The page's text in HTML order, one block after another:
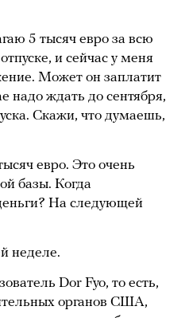
5 тысяч евро за всю
и сейчас у меня
Может он заплатит
надо ждать до сентября,
Скажи, что думаешь,
евро. Это очень
базы. Когда
На следующей
неделе.
Dor Fyo, то есть,
органов США,